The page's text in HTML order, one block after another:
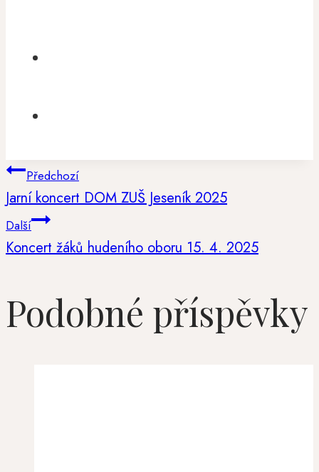
Navigace
pro
Předchozí
Jarní koncert DOM ZUŠ Jeseník 2025
Další
Koncert žáků hudeního oboru 15. 4. 2025
Podobné příspěvky